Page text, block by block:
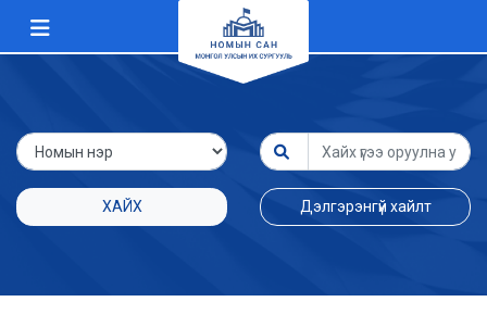
ХАЙХ Дэлгэрэнгүй хайлт